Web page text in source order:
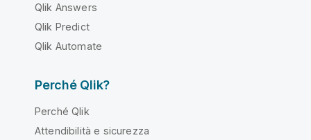
Qlik Answers
Qlik Predict
Qlik Automate
Perché Qlik?
Perché Qlik
Attendibilità e sicurezza